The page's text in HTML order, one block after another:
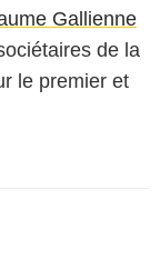
Gallienne
de la
le premier et